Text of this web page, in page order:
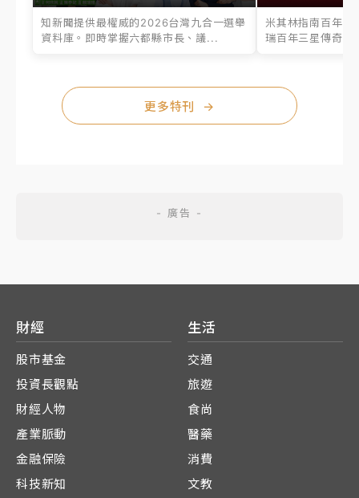
知新聞提供最權威的2026台灣九合一選舉
資料庫。即時掌握六都縣市長、議...
米其林指南百年之
瑞百年三星傳奇、
更多特刊 →
財經
股市基金
投資長觀點
財經人物
產業脈動
金融保險
科技新知
生活
交通
旅遊
食尚
醫藥
消費
文教